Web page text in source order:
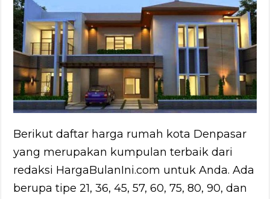
Berikut daftar harga rumah kota Denpasar
yang merupakan kumpulan terbaik dari
redaksi HargaBulanIni.com untuk Anda. Ada
berupa tipe 21, 36, 45, 57, 60, 75, 80, 90, dan